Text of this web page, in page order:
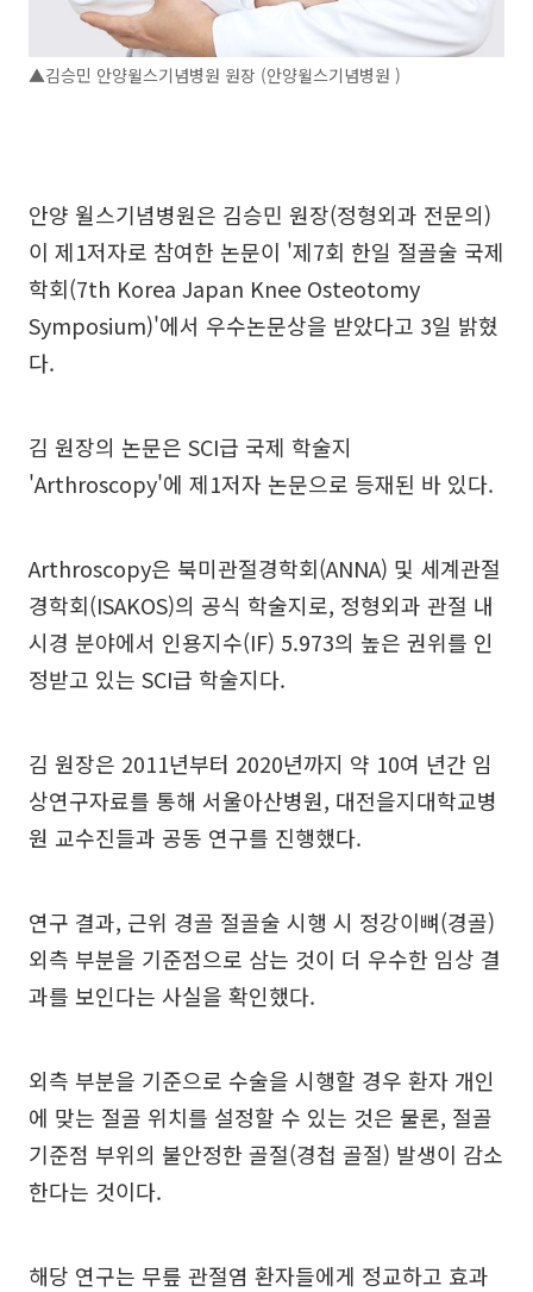
▲김승민 안양윌스기념병원 원장 (안양윌스기념병원 )
안양 윌스기념병원은 김승민 원장(정형외과 전문의)
이 제1저자로 참여한 논문이 '제7회 한일 절골술 국제
학회(7th Korea Japan Knee Osteotomy
Symposium)'에서 우수논문상을 받았다고 3일 밝혔
다.
김 원장의 논문은 SCI급 국제 학술지
'Arthroscopy'에 제1저자 논문으로 등재된 바 있다.
Arthroscopy은 북미관절경학회(ANNA) 및 세계관절
경학회(ISAKOS)의 공식 학술지로, 정형외과 관절 내
시경 분야에서 인용지수(IF) 5.973의 높은 권위를 인
정받고 있는 SCI급 학술지다.
김 원장은 2011년부터 2020년까지 약 10여 년간 임
상연구자료를 통해 서울아산병원, 대전을지대학교병
원 교수진들과 공동 연구를 진행했다.
연구 결과, 근위 경골 절골술 시행 시 정강이뼈(경골)
외측 부분을 기준점으로 삼는 것이 더 우수한 임상 결
과를 보인다는 사실을 확인했다.
외측 부분을 기준으로 수술을 시행할 경우 환자 개인
에 맞는 절골 위치를 설정할 수 있는 것은 물론, 절골
기준점 부위의 불안정한 골절(경첩 골절) 발생이 감소
한다는 것이다.
해당 연구는 무릎 관절염 환자들에게 정교하고 효과